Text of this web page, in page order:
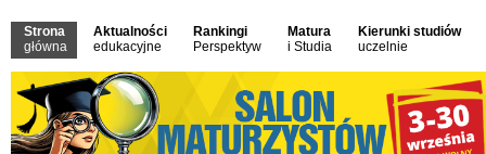
Strona
główna
Aktualności
edukacyjne
Rankingi
Perspektyw
Matura
i Studia
Kierunki studiów
uczelnie